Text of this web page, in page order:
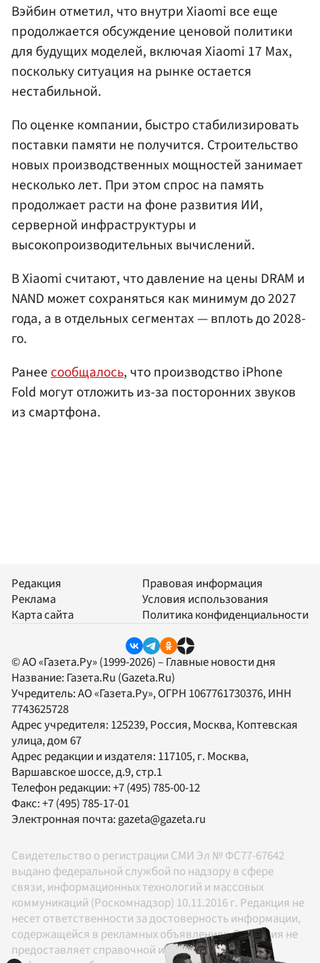
Вэйбин отметил, что внутри Xiaomi все еще
продолжается обсуждение ценовой политики
для будущих моделей, включая Xiaomi 17 Max,
поскольку ситуация на рынке остается
нестабильной.
По оценке компании, быстро стабилизировать
поставки памяти не получится. Строительство
новых производственных мощностей занимает
несколько лет. При этом спрос на память
продолжает расти на фоне развития ИИ,
серверной инфраструктуры и
высокопроизводительных вычислений.
В Xiaomi считают, что давление на цены DRAM и
NAND может сохраняться как минимум до 2027
года, а в отдельных сегментах — вплоть до 2028-
го.
Ранеесообщалось, что производство iPhone
Fold могут отложить из-за посторонних звуков
из смартфона.
Редакция
Реклама
Карта сайта
Правовая информация
Условия использования
Политика конфиденциальности
© АО «Газета.Ру» (1999-2026) – Главные новости дня
Название: Газета.Ru (Gazeta.Ru)
Учредитель:АО «Газета.Ру», ОГРН 1067761730376, ИНН
7743625728
Адрес учредителя: 125239, Россия, Москва, Коптевская
улица, дом 67
Адрес редакции и издателя: 117105, г. Москва,
Варшавское шоссе, д.9, стр.1
Телефон редакции:+7 (495) 785-00-12
Факс:+7 (495) 785-17-01
Электронная почта: gazeta@gazeta.ru
Свидетельство о регистрации СМИ Эл № ФС77-67642
выдано федеральной службой по надзору в сфере
связи, информационных технологий и массовых
коммуникаций (Роскомнадзор) 10.11.2016 г. Редакция не
несет ответственности за достоверность информации,
содержащейся в рекламных объявлениях. Редакция не
предоставляет справочной информации.